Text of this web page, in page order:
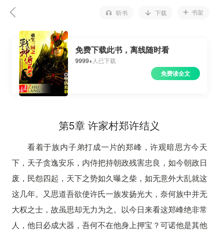
听书 下载 书架
免费下载此书，离线随时看
9999+人已下载
免费读全文
第5章 许家村郑许结义
看着于族内子弟打成一片的郑峰，许观暗思方今天
下，天子贪逸安乐，内侍把持朝政残害忠良，如今朝政日
废，民怨四起，天下之势如久曝之柴，如无意外大乱就这
这几年。又思道吾欲使许氏一族发扬光大，奈何族中并无
大权之士，故虽思却无力为之。以今日来看这郑峰绝非常
人，他日必成大器，吾何不在他身上押宝？可诺他是其他